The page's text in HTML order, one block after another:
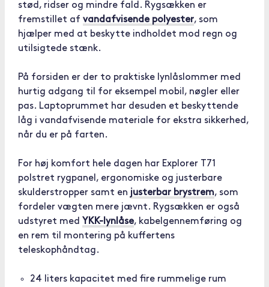
stød, ridser og mindre fald. Rygsækken er
fremstillet af vandafvisende polyester, som
hjælper med at beskytte indholdet mod regn og
utilsigtede stænk.
På forsiden er der to praktiske lynlåslommer med
hurtig adgang til for eksempel mobil, nøgler eller
pas. Laptoprummet har desuden et beskyttende
låg i vandafvisende materiale for ekstra sikkerhed,
når du er på farten.
For høj komfort hele dagen har Explorer T71
polstret rygpanel, ergonomiske og justerbare
skulderstropper samt en justerbar brystrem, som
fordeler vægten mere jævnt. Rygsækken er også
udstyret med YKK-lynlåse, kabelgennemføring og
en rem til montering på kuffertens
teleskophåndtag.
24 liters kapacitet med fire rummelige rum